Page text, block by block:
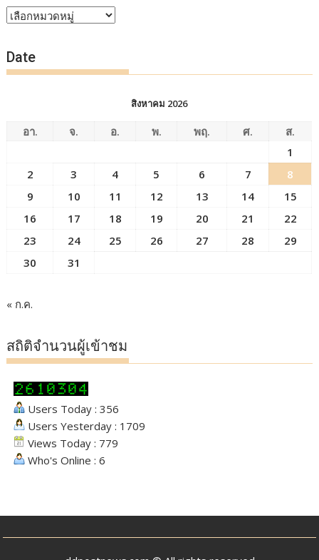
หัวข้อ
Date
สิงหาคม 2026
อา. จ. อ. พ. พฤ. ศ.
ส.
1
2
3 4 5 6 7
8
9
10 11 12 13 14
15
16
17 18 19 20 21
22
23
24 25 26 27 28
29
30
31
« ก.ค.
สถิติจำนวนผู้เข้าชม
Users Today : 356
Users Yesterday : 1709
Views Today : 779
Who's Online : 6